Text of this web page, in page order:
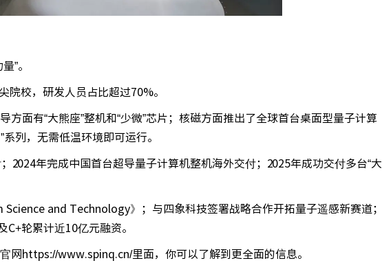
”。
校，研发人员占比超过70%。
面有“大熊座”整机和“少微”芯片；核磁方面推出了全球首台桌面型量子计算
列，无需低温环境即可运行。
2024年完成中国首台超导量子计算机整机海外交付；2025年成功交付多台“大
and Technology》；与四象科技签署战略合作开拓量子遥感新赛道；
轮累计近10亿元融资。
网https://www.spinq.cn/里面，你可以了解到更全面的信息。